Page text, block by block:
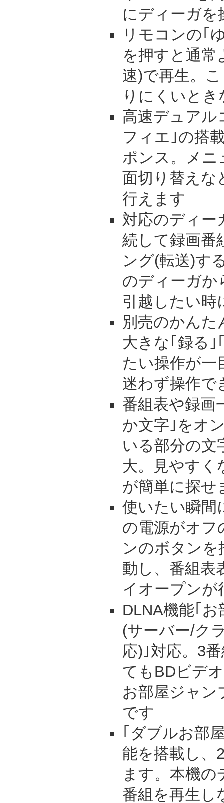
にディーガを
リモコンの｢
を押すと通常
速)で再生。
りにくいと
高速デュアル
フィエ｣の搭
ポンス。メニ
面切り替えな
行えます
対応のディー
続して録画番
ング(転送)す
のディーガか
引越したい時
別売のかんた
大きな｢録る
たい操作が一
迷わず操作で
番組表や録画
か文字｣をオ
いる部分の文
大。見やすく
が簡単に探せ
使いたい瞬間
の電源がオフ
ンのボタン
動し、番組表
イオープンが
DLNA機能｢
(サーバー/ク
応)｣対応。3
てもBDビデ
お部屋ジャン
です
｢ダブルお部
能を搭載し、
ます。本機
番組を再生し